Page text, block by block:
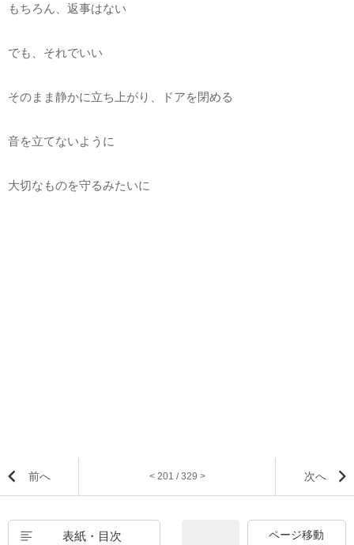
もちろん、返事はない
でも、それでいい
そのまま静かに立ち上がり、ドアを閉める
音を立てないように
大切なものを守るみたいに
前へ < 201 / 329 > 次へ
表紙・目次